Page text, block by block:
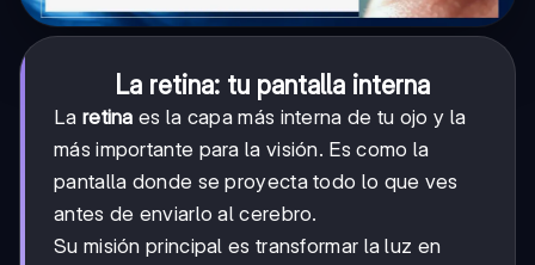
La retina: tu pantalla interna
La retina es la capa más interna de tu ojo y la
más importante para la visión. Es como la
pantalla donde se proyecta todo lo que ves
antes de enviarlo al cerebro.
Su misión principal es transformar la luz en